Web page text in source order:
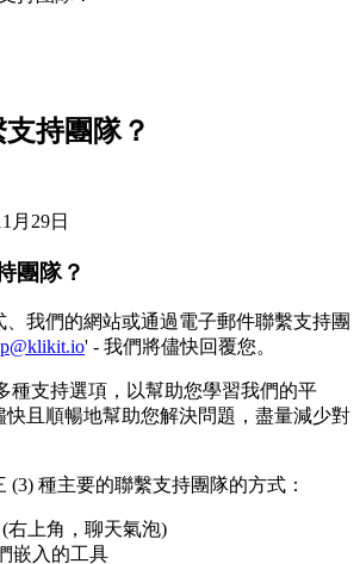
持團隊？
月29日
團隊？
我們的網站或通過電子郵件聯繫支持團
' - 我們將儘快回覆您。
種支持選項，以幫助您學習我們的平
快且順暢地幫助您解決問題，盡量減少對
(3) 種主要的聯繫支持團隊的方式：
右上角，聊天氣泡)
嵌入的工具